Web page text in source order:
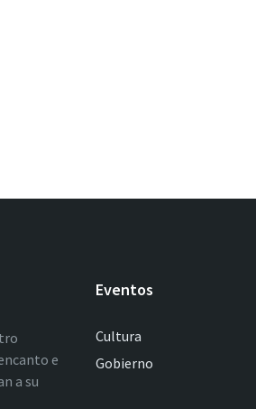
e
a su
Eventos
Cultura
Gobierno